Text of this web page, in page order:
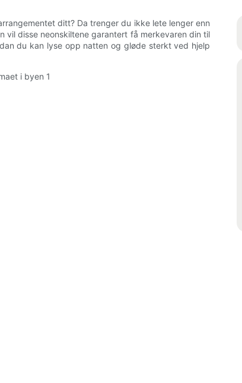
ditt? Da trenger du ikke lete lenger enn
disse neonskiltene garantert få merkevaren din til
du kan lyse opp natten og gløde sterkt ved hjelp